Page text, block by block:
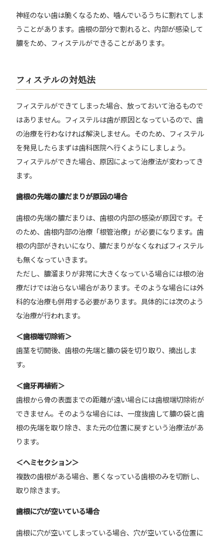
神経のない歯は脆くなるため、噛んでいるうちに割れてしま
うことがあります。歯根の部分で割れると、内部が感染して
膿をため、フィステルができることがあります。
フィステルの対処法
フィステルができてしまった場合、放っておいて治るもので
はありません。フィステルは歯が原因となっているので、歯
の治療を行わなければ解決しません。そのため、フィステル
を発見したらまずは歯科医院へ行くようにしましょう。
フィステルができた場合、原因によって治療法が変わってき
ます。
歯根の先端の膿だまりが原因の場合
歯根の先端の膿だまりは、歯根の内部の感染が原因です。そ
のため、歯根内部の治療「根管治療」が必要になります。歯
根の内部がきれいになり、膿だまりがなくなればフィステル
も無くなっていきます。
ただし、膿溜まりが非常に大きくなっている場合には根の治
療だけでは治らない場合があります。そのような場合には外
科的な治療も併用する必要があります。具体的には次のよう
な治療が行われます。
＜歯根端切除術＞
歯茎を切開後、歯根の先端と膿の袋を切り取り、摘出しま
す。
＜歯牙再植術＞
歯根から骨の表面までの距離が遠い場合には歯根端切除術が
できません。そのような場合には、一度抜歯して膿の袋と歯
根の先端を取り除き、また元の位置に戻すという治療法があ
ります。
＜ヘミセクション＞
複数の歯根がある場合、悪くなっている歯根のみを切断し、
取り除きます。
歯根に穴が空いている場合
歯根に穴が空いてしまっている場合、穴が空いている位置に